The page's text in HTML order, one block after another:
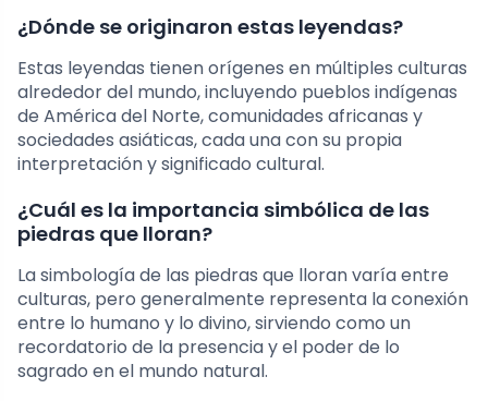
¿Dónde se originaron estas leyendas?
Estas leyendas tienen orígenes en múltiples culturas
alrededor del mundo, incluyendo pueblos indígenas
de América del Norte, comunidades africanas y
sociedades asiáticas, cada una con su propia
interpretación y significado cultural.
¿Cuál es la importancia simbólica de las
piedras que lloran?
La simbología de las piedras que lloran varía entre
culturas, pero generalmente representa la conexión
entre lo humano y lo divino, sirviendo como un
recordatorio de la presencia y el poder de lo
sagrado en el mundo natural.